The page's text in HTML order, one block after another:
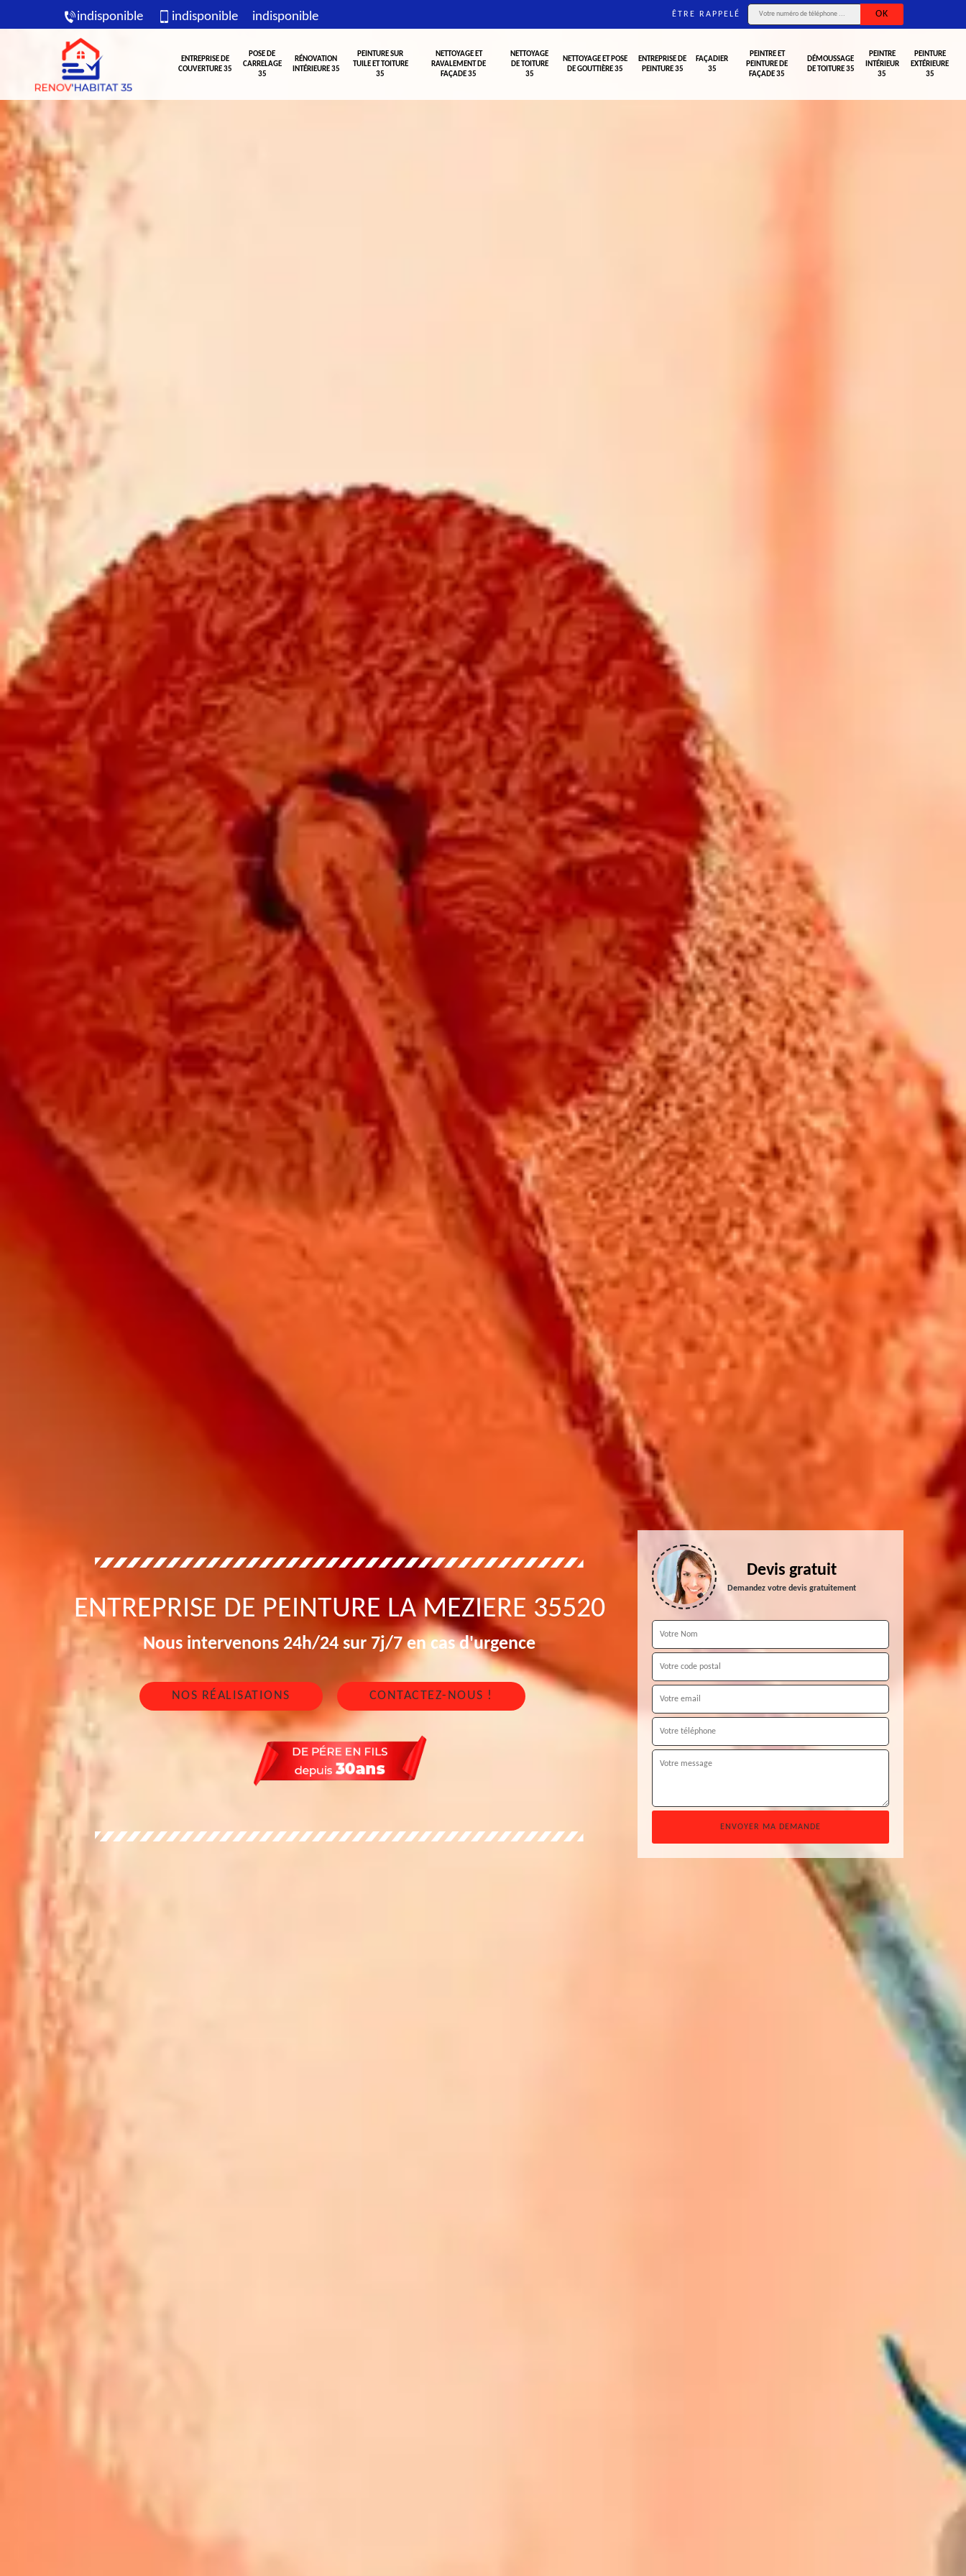
indisponible indisponible indisponible ÊTRE RAPPELÉ
ENTREPRISE DE
COUVERTURE 35
POSE DE
CARRELAGE
35
RÉNOVATION
INTÉRIEURE 35
PEINTURE SUR
TUILE ET TOITURE
35
NETTOYAGE ET
RAVALEMENT DE
FAÇADE 35
NETTOYAGE
DE TOITURE
35
NETTOYAGE ET POSE
DE GOUTTIÈRE 35
ENTREPRISE DE
PEINTURE 35
FAÇADIER
35
PEINTRE ET
PEINTURE DE
FAÇADE 35
DÉMOUSSAGE
DE TOITURE 35
PEINTRE
INTÉRIEUR
35
PEINTURE
EXTÉRIEURE
35
ENTREPRISE DE PEINTURE LA MEZIERE 35520
Nous intervenons 24h/24 sur 7j/7 en cas d'urgence
NOS RÉALISATIONS CONTACTEZ-NOUS !
Devis gratuit
Demandez votre devis gratuitement